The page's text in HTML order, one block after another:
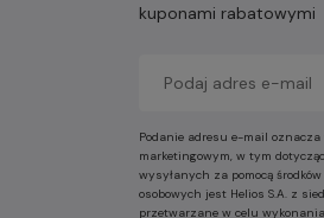
kuponami rabatowymi
Podanie adresu e-mail
marketingowym, w tym
wysyłanych za pomocą
osobowych jest Helios S.A. z
przetwarzane w celu